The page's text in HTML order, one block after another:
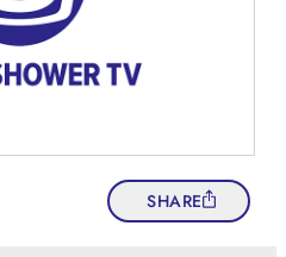
SHARE